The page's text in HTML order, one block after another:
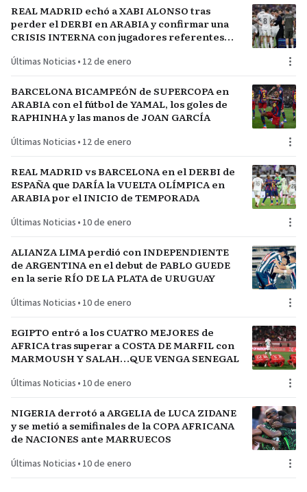
REAL MADRID echó a XABI ALONSO tras
perder el DERBI en ARABIA y confirmar una
CRISIS INTERNA con jugadores referentes
Últimas Noticias • 12 de enero
BARCELONA BICAMPEÓN de SUPERCOPA en
ARABIA con el fútbol de YAMAL, los goles de
RAPHINHA y las manos de JOAN GARCÍA
Últimas Noticias • 12 de enero
REAL MADRID vs BARCELONA en el DERBI de
ESPAÑA que DARÍA la VUELTA OLÍMPICA en
ARABIA por el INICIO de TEMPORADA
Últimas Noticias • 10 de enero
ALIANZA LIMA perdió con INDEPENDIENTE
de ARGENTINA en el debut de PABLO GUEDE
en la serie RÍO DE LA PLATA de URUGUAY
Últimas Noticias • 10 de enero
EGIPTO entró a los CUATRO MEJORES de
AFRICA tras superar a COSTA DE MARFIL con
MARMOUSH Y SALAH…QUE VENGA SENEGAL
Últimas Noticias • 10 de enero
NIGERIA derrotó a ARGELIA de LUCA ZIDANE
y se metió a semifinales de la COPA AFRICANA
de NACIONES ante MARRUECOS
Últimas Noticias • 10 de enero